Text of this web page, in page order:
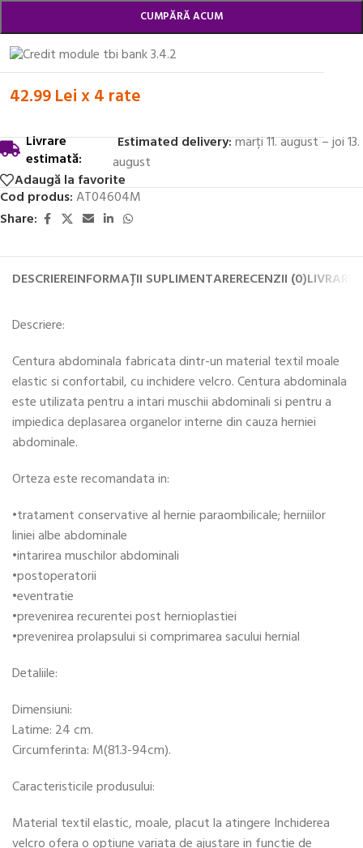
CUMPĂRĂ ACUM
42.99 Lei x 4 rate
Livrare
estimată:
Estimated delivery:marți 11. august – joi 13.
august
Adaugă la favorite
Cod produs:AT04604M
Share:
DESCRIEREINFORMAȚII SUPLIMENTARERECENZII (0)LIVRARE
Descriere:
Centura abdominala fabricata dintr-un material textil moale
elastic si confortabil, cu inchidere velcro. Centura abdominala
este utilizata pentru a intari muschii abdominali si pentru a
impiedica deplasarea organelor interne din cauza herniei
abdominale.
Orteza este recomandata in:
•tratament conservative al hernie paraombilicale; herniilor
liniei albe abdominale
•intarirea muschilor abdominali
•postoperatorii
•eventratie
•prevenirea recurentei post hernioplastiei
•prevenirea prolapsului si comprimarea sacului hernial
Detaliile:
Dimensiuni:
Latime: 24 cm.
Circumferinta: M(81.3-94cm).
Caracteristicile produsului:
Material textil elastic, moale, placut la atingere Inchiderea